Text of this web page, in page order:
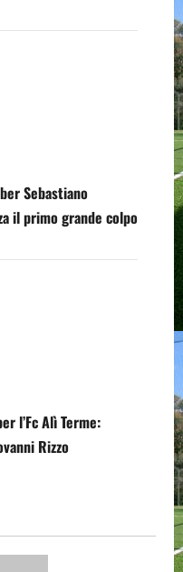
Sebastiano
il primo grande colpo
l’Fc Alì Terme:
Rizzo